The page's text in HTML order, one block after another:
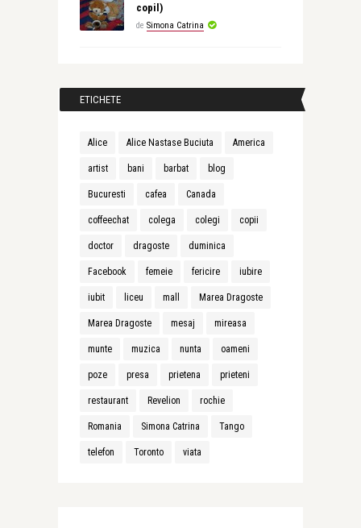
copil)
de Simona Catrina
ETICHETE
Alice Alice Nastase Buciuta America
artist bani barbat blog
Bucuresti cafea Canada
coffeechat colega colegi copii
doctor dragoste duminica
Facebook femeie fericire iubire
iubit liceu mall Marea Dragoste
Marea Dragoste mesaj mireasa
munte muzica nunta oameni
poze presa prietena prieteni
restaurant Revelion rochie
Romania Simona Catrina Tango
telefon Toronto viata